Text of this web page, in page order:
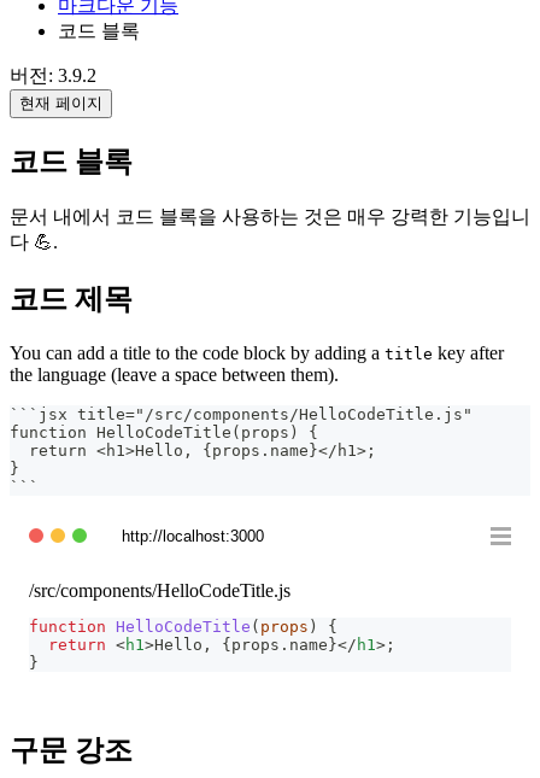
마크다운 기능
코드 블록
버전: 3.9.2
현재 페이지
코드 블록
문서 내에서 코드 블록을 사용하는 것은 매우 강력한 기능입니
다 💪.
코드 제목
You can add a title to the code block by adding a title key after
the language (leave a space between them).
``` jsx title="/src/components/HelloCodeTitle.js"
function HelloCodeTitle(props) {
  return <h1>Hello, {props.name}</h1>;
}
```
http://localhost:3000
/src/components/HelloCodeTitle.js
function HelloCodeTitle ( props )
{
return <h1 >Hello, { props . name }</ h1 > ;
}
구문 강조